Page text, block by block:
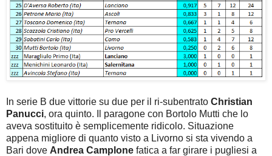
In serie B due vittorie su due per il ri-subentrato Christian
Panucci, ora quinto. Il paragone con Bortolo Mutti che lo
aveva sostituito è semplicemente ridicolo. Situazione
appena migliore di quanto visto a Livorno si sta vivendo a
Bari dove Andrea Camplone fatica a far girare i pugliesi a